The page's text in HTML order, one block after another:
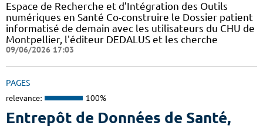
Espace de Recherche et d’Intégration des Outils
numériques en Santé Co-construire le Dossier patient
informatisé de demain avec les utilisateurs du CHU de
Montpellier, l'éditeur DEDALUS et les cherche
09/06/2026 17:03
PAGES
relevance: 100%
Entrepôt de Données de Santé,